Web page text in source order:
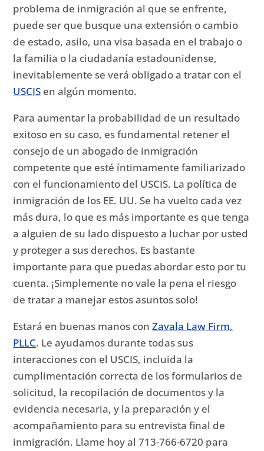
problema de inmigración al que se enfrente,
puede ser que busque una extensión o cambio
de estado, asilo, una visa basada en el trabajo o
la familia o la ciudadanía estadounidense,
inevitablemente se verá obligado a tratar con el
USCIS en algún momento.
Para aumentar la probabilidad de un resultado
exitoso en su caso, es fundamental retener el
consejo de un abogado de inmigración
competente que esté íntimamente familiarizado
con el funcionamiento del USCIS. La política de
inmigración de los EE. UU. Se ha vuelto cada vez
más dura, lo que es más importante es que tenga
a alguien de su lado dispuesto a luchar por usted
y proteger a sus derechos. Es bastante
importante para que puedas abordar esto por tu
cuenta. ¡Simplemente no vale la pena el riesgo
de tratar a manejar estos asuntos solo!
Estará en buenas manos conZavala Law Firm,
PLLC. Le ayudamos durante todas sus
interacciones con el USCIS, incluida la
cumplimentación correcta de los formularios de
solicitud, la recopilación de documentos y la
evidencia necesaria, y la preparación y el
acompañamiento para su entrevista final de
inmigración. Llame hoy al 713-766-6720 para